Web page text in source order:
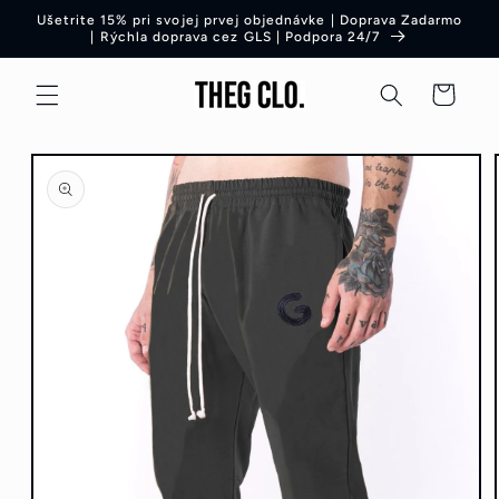
Preskočiť
na obsah
Ušetrite 15% pri svojej prvej objednávke | Doprava Zadarmo
| Rýchla doprava cez GLS | Podpora 24/7
Košík
informácie
o produkte